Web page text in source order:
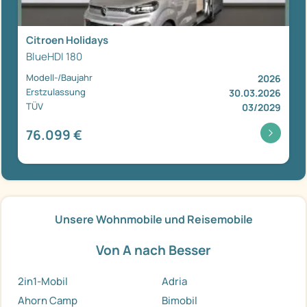
Citroen Holidays
BlueHDI 180
Modell-/Baujahr 2026
Erstzulassung 30.03.2026
TÜV 03/2029
76.099 €
Unsere Wohnmobile und Reisemobile
Von A nach Besser
2in1-Mobil
Adria
Ahorn Camp
Bimobil